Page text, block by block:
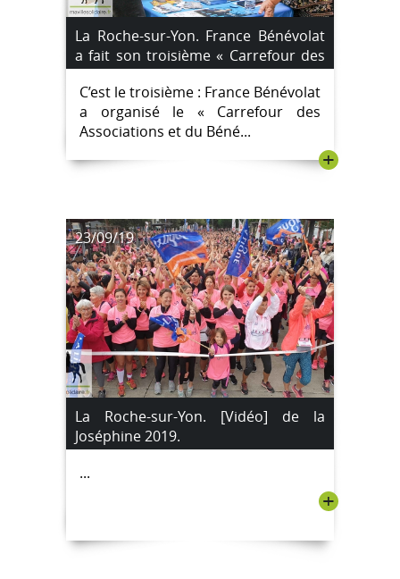
La Roche-sur-Yon. France Bénévolat
a fait son troisième « Carrefour des
Associations et du Bénévolat »
C’est le troisième : France Bénévolat
a organisé le « Carrefour des
Associations et du Béné...
+
23/09/19
La Roche-sur-Yon. [Vidéo] de la
Joséphine 2019.
...
+